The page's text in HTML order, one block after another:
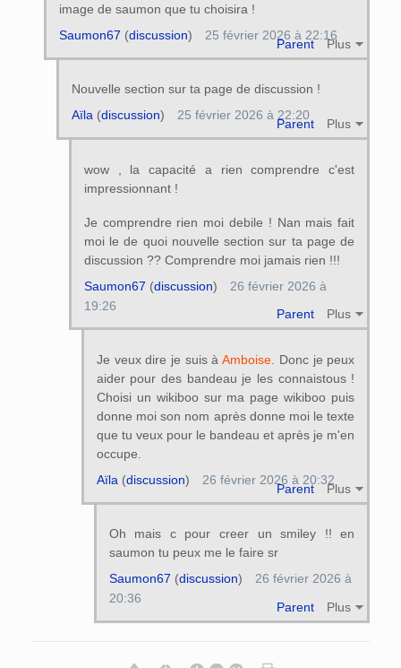
image de saumon que tu choisira !
Parent Plus
Saumon67 (discussion) 25 février 2026 à 22:16
Nouvelle section sur ta page de discussion !
Parent Plus
Aïla(discussion) 25 février 2026 à 22:20
wow , la capacité a rien comprendre c'est
impressionnant !
Je comprendre rien moi debile ! Nan mais fait
moi le de quoi nouvelle section sur ta page de
discussion ?? Comprendre moi jamais rien !!!
Parent Plus
Saumon67 (discussion)
26 février 2026 à
19:26
Je veux dire je suis àAmboise . Donc je peux
aider pour des bandeau je les connaistous !
Choisi un wikiboo sur ma page wikiboo puis
donne moi son nom après donne moi le texte
que tu veux pour le bandeau et après je m'en
occupe.
Parent Plus
Aïla (discussion) 26 février 2026 à 20:32
Oh mais c pour creer un smiley !! en
saumon tu peux me le faire sr
Parent Plus
Saumon67 (discussion)
26 février 2026 à
20:36